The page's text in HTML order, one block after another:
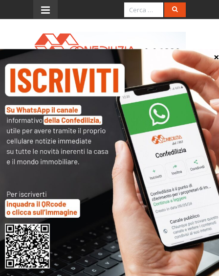
Menu
Banche dati – Novità
Video del seminario Confedilizia in tema di
regime patrimoniale e fiscale della famiglia,
svoltosi il 26 giugno 2018, che ha visto come
relatori l’avv.
Andrea Catizonee l’avv.Andrea
L’accesso al contenuto
completo è riservato ai soli
utenti abilitati.
Tutti i documenti presenti nelle Banche dati
sono
a disposizione dei soci
ma per poterli
consultare occorreinserire i dati di accesso
nel modulo a destra della pagina.